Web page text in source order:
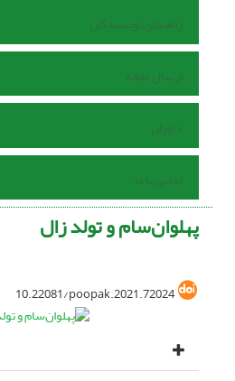
راهنمای نویسندگان
ارسال مقاله
داوران
تماس با ما
پهلوان‌‌سام و تولد زال
10.22081/poopak.2021.72024